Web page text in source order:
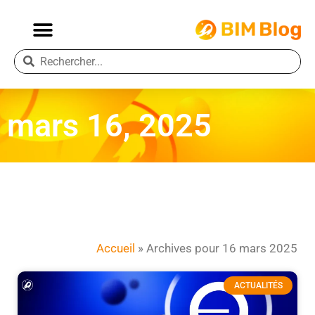
mars 16, 2025
Accueil » Archives pour 16 mars 2025
ACTUALITÉS